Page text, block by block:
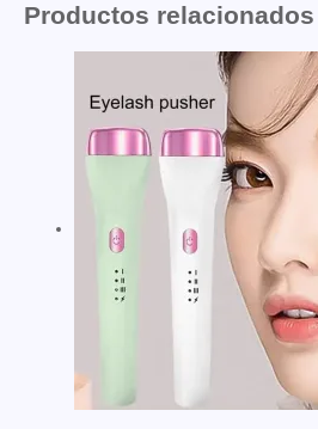
Productos relacionados